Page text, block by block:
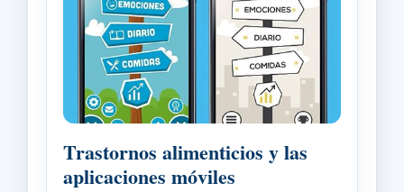
Trastornos alimenticios y las
aplicaciones móviles